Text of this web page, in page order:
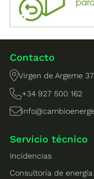
Contacto
Virgen de Argeme
+34 927 500 162
Servicio técnico
Incidencias
Consultoría de